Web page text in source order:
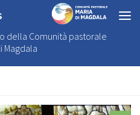
della Comunità pastorale
Magdala